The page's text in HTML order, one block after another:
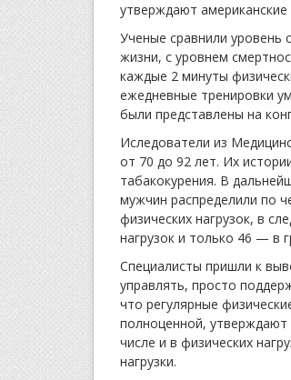
утверждают американские
Ученые сравнили уровень
жизни, с уровнем
каждые 2 минуты
ежедневные тренировки
были представлены на
Иследователи из
от 70 до 92 лет. Их
табакокурения. В
мужчин распределили по
физических нагрузок, в
нагрузок и только 46 — в
Специалисты пришли к
управлять, просто
что регулярные
полноценной,
числе и в физических
нагрузки.